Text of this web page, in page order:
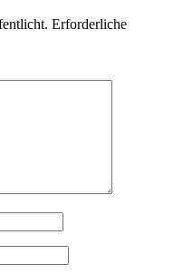
Erforderliche